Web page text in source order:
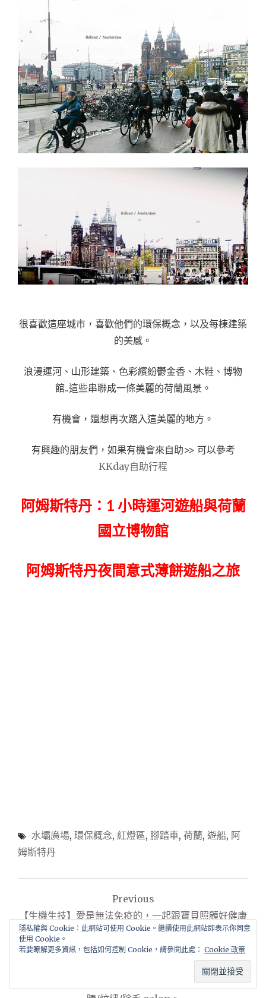
很喜歡這座城市，喜歡他們的環保概念，以及每棟建築
的美感。
浪漫運河、山形建築、色彩繽紛鬱金香、木鞋、博物
館..這些串聯成一條美麗的荷蘭風景。
有機會，還想再次踏入這美麗的地方。
有興趣的朋友們，如果有機會來自助>> 可以參考
KKday自助行程
阿姆斯特丹：1 小時運河遊船與荷蘭
國立博物館
阿姆斯特丹夜間意式薄餅遊船之旅
水壩廣場, 環保概念, 紅燈區, 腳踏車, 荷蘭, 遊船, 阿
姆斯特丹
章
導
覽
Previous
【生機生技】愛是無法免疫的，一起跟寶貝照顧好健康
的身體 X 超級好抗多醣體-母子套餐 X兒童易利抗。
Next
【美容-水晶唇】拒絕黑框唇、黑嘴唇，想了N年的水晶
唇，終於小小完成自己的美麗心願囉~椏椏魅睫藝術 美
隱私權與 Cookie：此網站可使用 Cookie。繼續使用此網站即表示你同意
使用 Cookie。
若要瞭解更多資訊，包括如何控制 Cookie，請參閱此處： Cookie 政策